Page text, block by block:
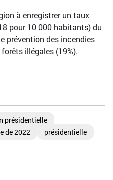
à enregistrer un taux
pour 10 000 habitants) du
prévention des incendies
illégales (19%).
présidentielle
de 2022
présidentielle